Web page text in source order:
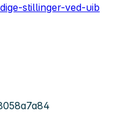
stillinger-ved-uib